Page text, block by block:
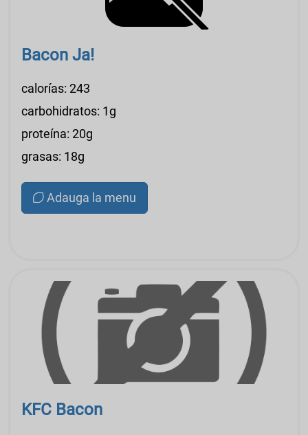
Bacon Ja!
calorías: 243
carbohidratos: 1g
proteína: 20g
grasas: 18g
Adauga la menu
KFC Bacon